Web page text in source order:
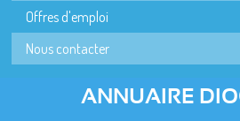
Offres d'emploi
Nous contacter
ANNUAIRE